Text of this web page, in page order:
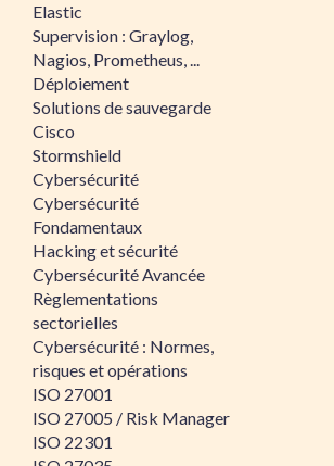
Elastic
Supervision : Graylog,
Nagios, Prometheus, ...
Déploiement
Solutions de sauvegarde
Cisco
Stormshield
Cybersécurité
Cybersécurité
Fondamentaux
Hacking et sécurité
Cybersécurité Avancée
Règlementations
sectorielles
Cybersécurité : Normes,
risques et opérations
ISO 27001
ISO 27005 / Risk Manager
ISO 22301